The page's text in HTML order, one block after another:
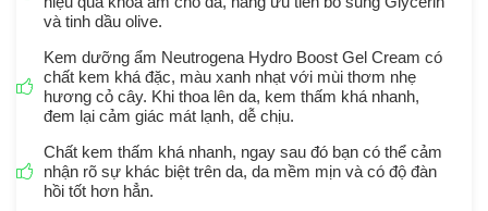
và tinh dầu olive.
Kem dưỡng ẩm Neutrogena Hydro Boost Gel Cream có
chất kem khá đặc, màu xanh nhạt với mùi thơm nhẹ
hương cỏ cây. Khi thoa lên da, kem thấm khá nhanh,
đem lại cảm giác mát lạnh, dễ chịu.
Chất kem thấm khá nhanh, ngay sau đó bạn có thể cảm
nhận rõ sự khác biệt trên da, da mềm mịn và có độ đàn
hồi tốt hơn hẳn.